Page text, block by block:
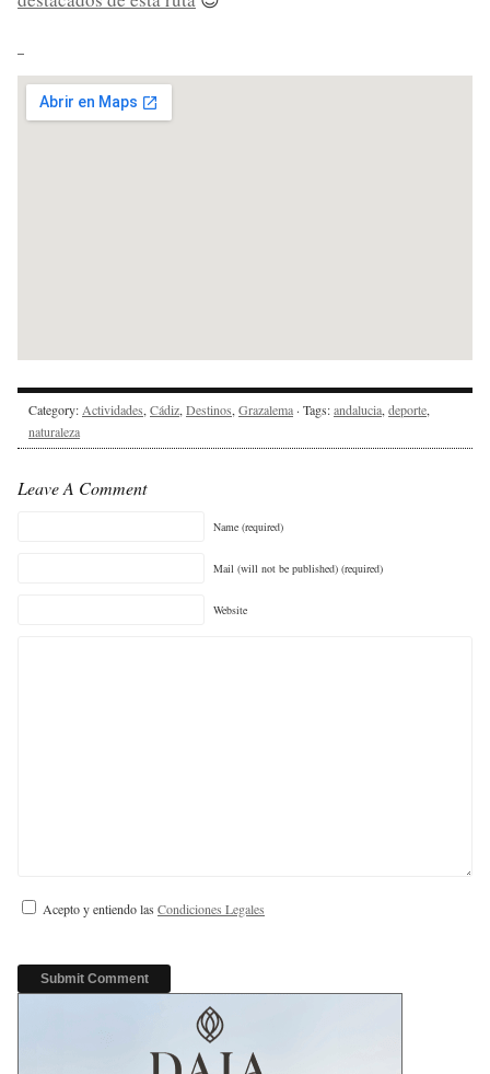
Category: Actividades, Cádiz, Destinos, Grazalema · Tags:andalucia, deporte,
naturaleza
Leave A Comment
Name (required)
Mail (will not be published) (required)
Website
Acepto y entiendo las Condiciones Legales